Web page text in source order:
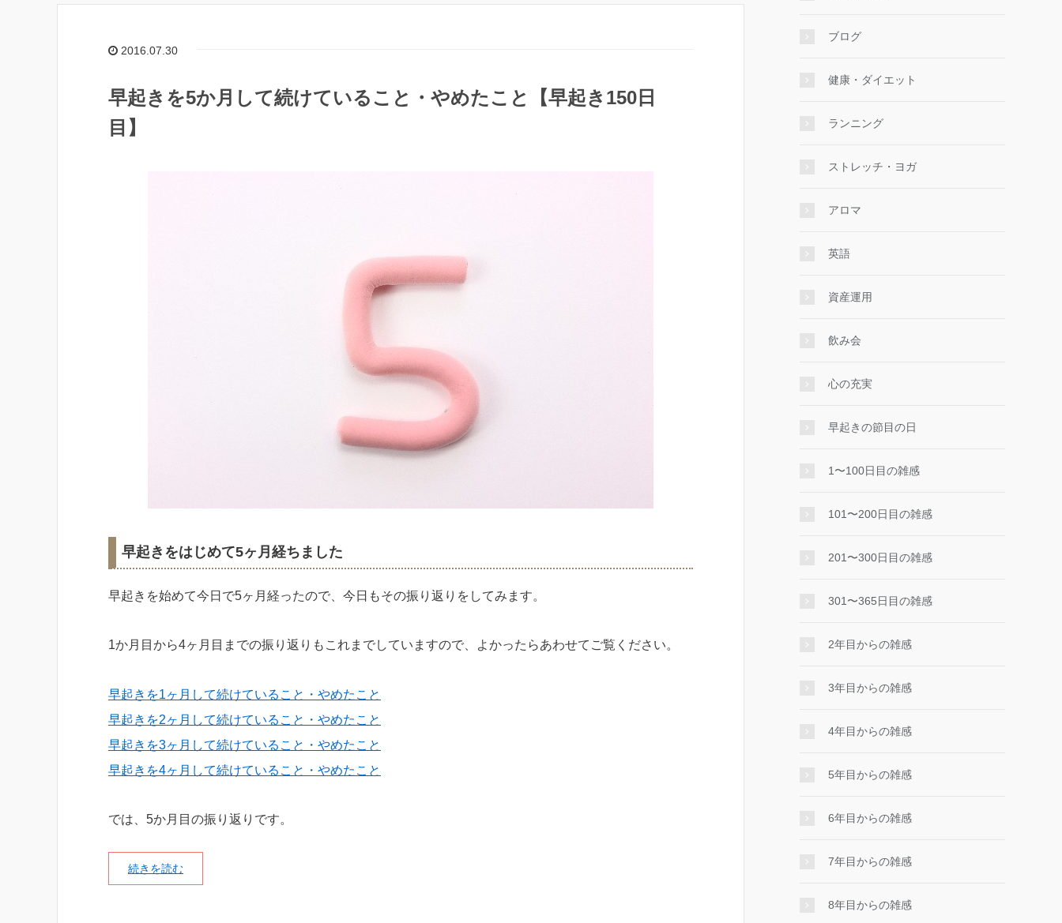
2016.07.30
早起きを5か月して続けていること・やめたこと【早起き150日
目】
早起きをはじめて5ヶ月経ちました
早起きを始めて今日で5ヶ月経ったので、今日もその振り返りをしてみます。
1か月目から4ヶ月目までの振り返りもこれまでしていますので、よかったらあわせてご覧ください。
早起きを1ヶ月して続けていること・やめたこと
早起きを2ヶ月して続けていること・やめたこと
早起きを3ヶ月して続けていること・やめたこと
早起きを4ヶ月して続けていること・やめたこと
では、5か月目の振り返りです。
続きを読む
ブログ
健康・ダイエット
ランニング
ストレッチ・ヨガ
アロマ
英語
資産運用
飲み会
心の充実
早起きの節目の日
1〜100日目の雑感
101〜200日目の雑感
201〜300日目の雑感
301〜365日目の雑感
2年目からの雑感
3年目からの雑感
4年目からの雑感
5年目からの雑感
6年目からの雑感
7年目からの雑感
8年目からの雑感